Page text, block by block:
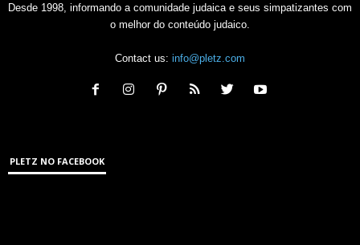
Desde 1998, informando a comunidade judaica e seus simpatizantes com
o melhor do conteúdo judaico.
Contact us: info@pletz.com
PLETZ NO FACEBOOK